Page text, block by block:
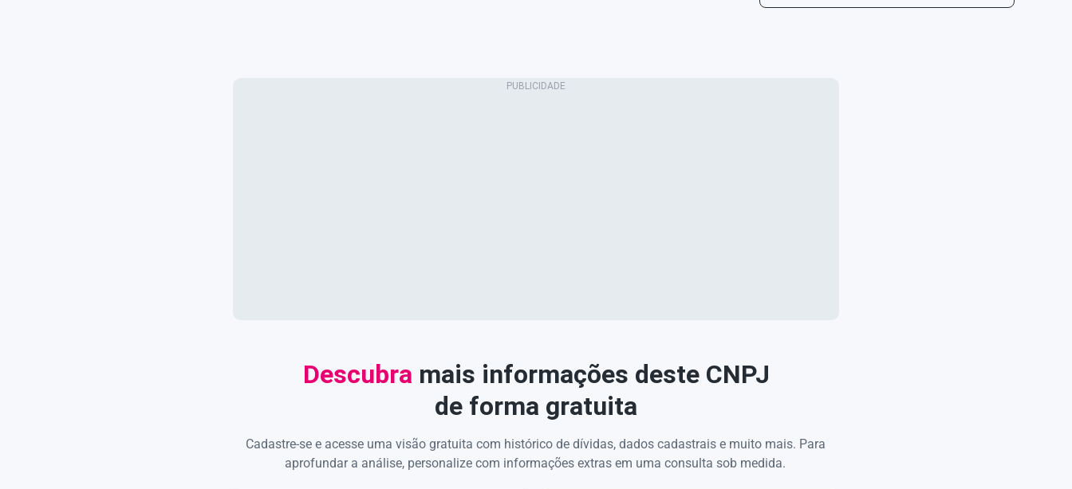
Descubra mais informações deste CNPJ
de forma gratuita
Cadastre-se e acesse uma visão gratuita com histórico de dívidas, dados cadastrais e muito mais. Para
aprofundar a análise, personalize com informações extras em uma consulta sob medida.